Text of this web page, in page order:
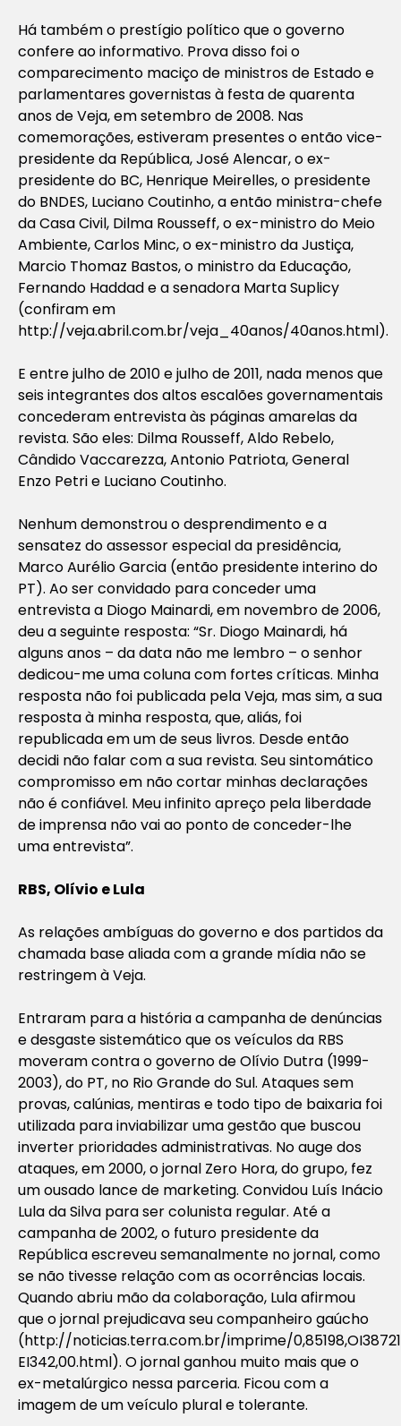
Há também o prestígio político que o governo
confere ao informativo. Prova disso foi o
comparecimento maciço de ministros de Estado e
parlamentares governistas à festa de quarenta
anos de Veja, em setembro de 2008. Nas
comemorações, estiveram presentes o então vice-
presidente da República, José Alencar, o ex-
presidente do BC, Henrique Meirelles, o presidente
do BNDES, Luciano Coutinho, a então ministra-chefe
da Casa Civil, Dilma Rousseff, o ex-ministro do Meio
Ambiente, Carlos Minc, o ex-ministro da Justiça,
Marcio Thomaz Bastos, o ministro da Educação,
Fernando Haddad e a senadora Marta Suplicy
(confiram em
http://veja.abril.com.br/veja_40anos/40anos.html).
E entre julho de 2010 e julho de 2011, nada menos que
seis integrantes dos altos escalões governamentais
concederam entrevista às páginas amarelas da
revista. São eles: Dilma Rousseff, Aldo Rebelo,
Cândido Vaccarezza, Antonio Patriota, General
Enzo Petri e Luciano Coutinho.
Nenhum demonstrou o desprendimento e a
sensatez do assessor especial da presidência,
Marco Aurélio Garcia (então presidente interino do
PT). Ao ser convidado para conceder uma
entrevista a Diogo Mainardi, em novembro de 2006,
deu a seguinte resposta: “Sr. Diogo Mainardi, há
alguns anos – da data não me lembro – o senhor
dedicou-me uma coluna com fortes críticas. Minha
resposta não foi publicada pela Veja, mas sim, a sua
resposta à minha resposta, que, aliás, foi
republicada em um de seus livros. Desde então
decidi não falar com a sua revista. Seu sintomático
compromisso em não cortar minhas declarações
não é confiável. Meu infinito apreço pela liberdade
de imprensa não vai ao ponto de conceder-lhe
uma entrevista”.
RBS, Olívio e Lula
As relações ambíguas do governo e dos partidos da
chamada base aliada com a grande mídia não se
restringem à Veja.
Entraram para a história a campanha de denúncias
e desgaste sistemático que os veículos da RBS
moveram contra o governo de Olívio Dutra (1999-
2003), do PT, no Rio Grande do Sul. Ataques sem
provas, calúnias, mentiras e todo tipo de baixaria foi
utilizada para inviabilizar uma gestão que buscou
inverter prioridades administrativas. No auge dos
ataques, em 2000, o jornal Zero Hora, do grupo, fez
um ousado lance de marketing. Convidou Luís Inácio
Lula da Silva para ser colunista regular. Até a
campanha de 2002, o futuro presidente da
República escreveu semanalmente no jornal, como
se não tivesse relação com as ocorrências locais.
Quando abriu mão da colaboração, Lula afirmou
que o jornal prejudicava seu companheiro gaúcho
(http://noticias.terra.com.br/imprime/
EI342,00.html). O jornal ganhou muito mais que o
ex-metalúrgico nessa parceria. Ficou com a
imagem de um veículo plural e tolerante.